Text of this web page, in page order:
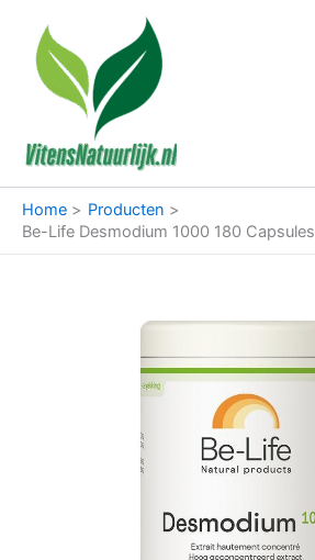
inhoud
Home
Producten
Be-Life Desmodium 1000 180 Capsules